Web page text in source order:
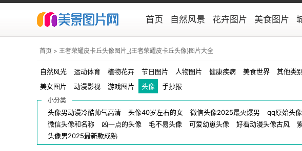
首页 自然风景 花卉图片 美食图片
手抄报 头像
首页 > 王者荣耀皮卡丘头像图片_{王者荣耀皮卡丘头像}图片大全
自然风光 运动体育 植物花卉 节日图片 人物图片 健康疾病 美食世界 其他类
美女图片
动漫影视 游戏图片 头像 手抄报
小分类
头像男动漫冷酷帅气高清 头像40岁左右的女 微信头像2025最火爆男 qq原始头
微信头像和名称
凶一点的头像 毛不易头像 可爱幼崽头像 好看动漫头像古风
头像男2025最新款成熟